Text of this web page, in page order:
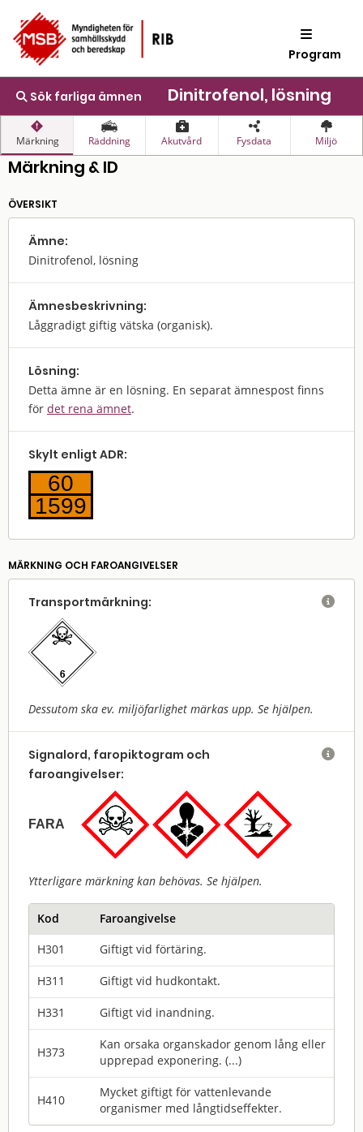
Program
Sök farliga ämnen Dinitrofenol, lösning
Märkning Räddning Akutvård Fysdata Miljö
Märkning & ID
ÖVERSIKT
Ämne:
Dinitrofenol, lösning
Ämnes­beskrivning:
Låggradigt giftig vätska (organisk).
Lösning:
Detta ämne är en lösning. En separat ämnespost finns
för det rena ämnet.
Skylt enligt ADR:
60
1599
MÄRKNING OCH FAROANGIVELSER
Transport­märkning:
Dessutom ska ev. miljöfarlighet märkas upp. Se hjälpen.

Signalord, faropiktogram och
faroangivelser:
FARA
Ytterligare märkning kan behövas. Se hjälpen.

Kod
Faroangivelse
H301
Giftigt vid förtäring.
H311 Giftigt vid hudkontakt.
H331 Giftigt vid inandning.
H373
Kan orsaka organskador genom lång eller
upprepad exponering. (...)
H410
Mycket giftigt för vattenlevande
organismer med långtidseffekter.